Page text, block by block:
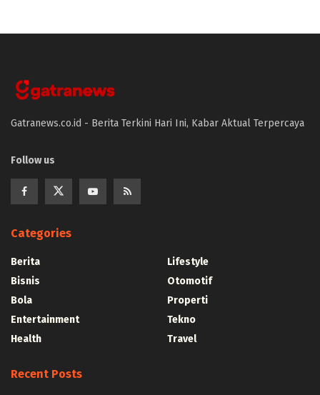
Gatranews.co.id - Berita Terkini Hari Ini, Kabar Aktual Terpercaya
Follow us
Categories
Berita
Bisnis
Bola
Entertainment
Health
Lifestyle
Otomotif
Properti
Tekno
Travel
Recent Posts